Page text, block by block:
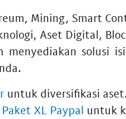
Mining, Smart
Aset Digital,
menyediakan solusi
untuk diversifikasi
XL Paypal untuk